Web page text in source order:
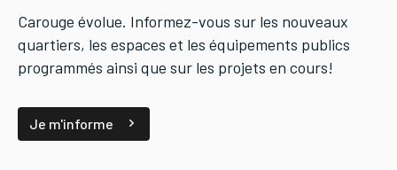
Carouge évolue. Informez-vous sur les nouveaux
quartiers, les espaces et les équipements publics
programmés ainsi que sur les projets en cours!
Je m'informe